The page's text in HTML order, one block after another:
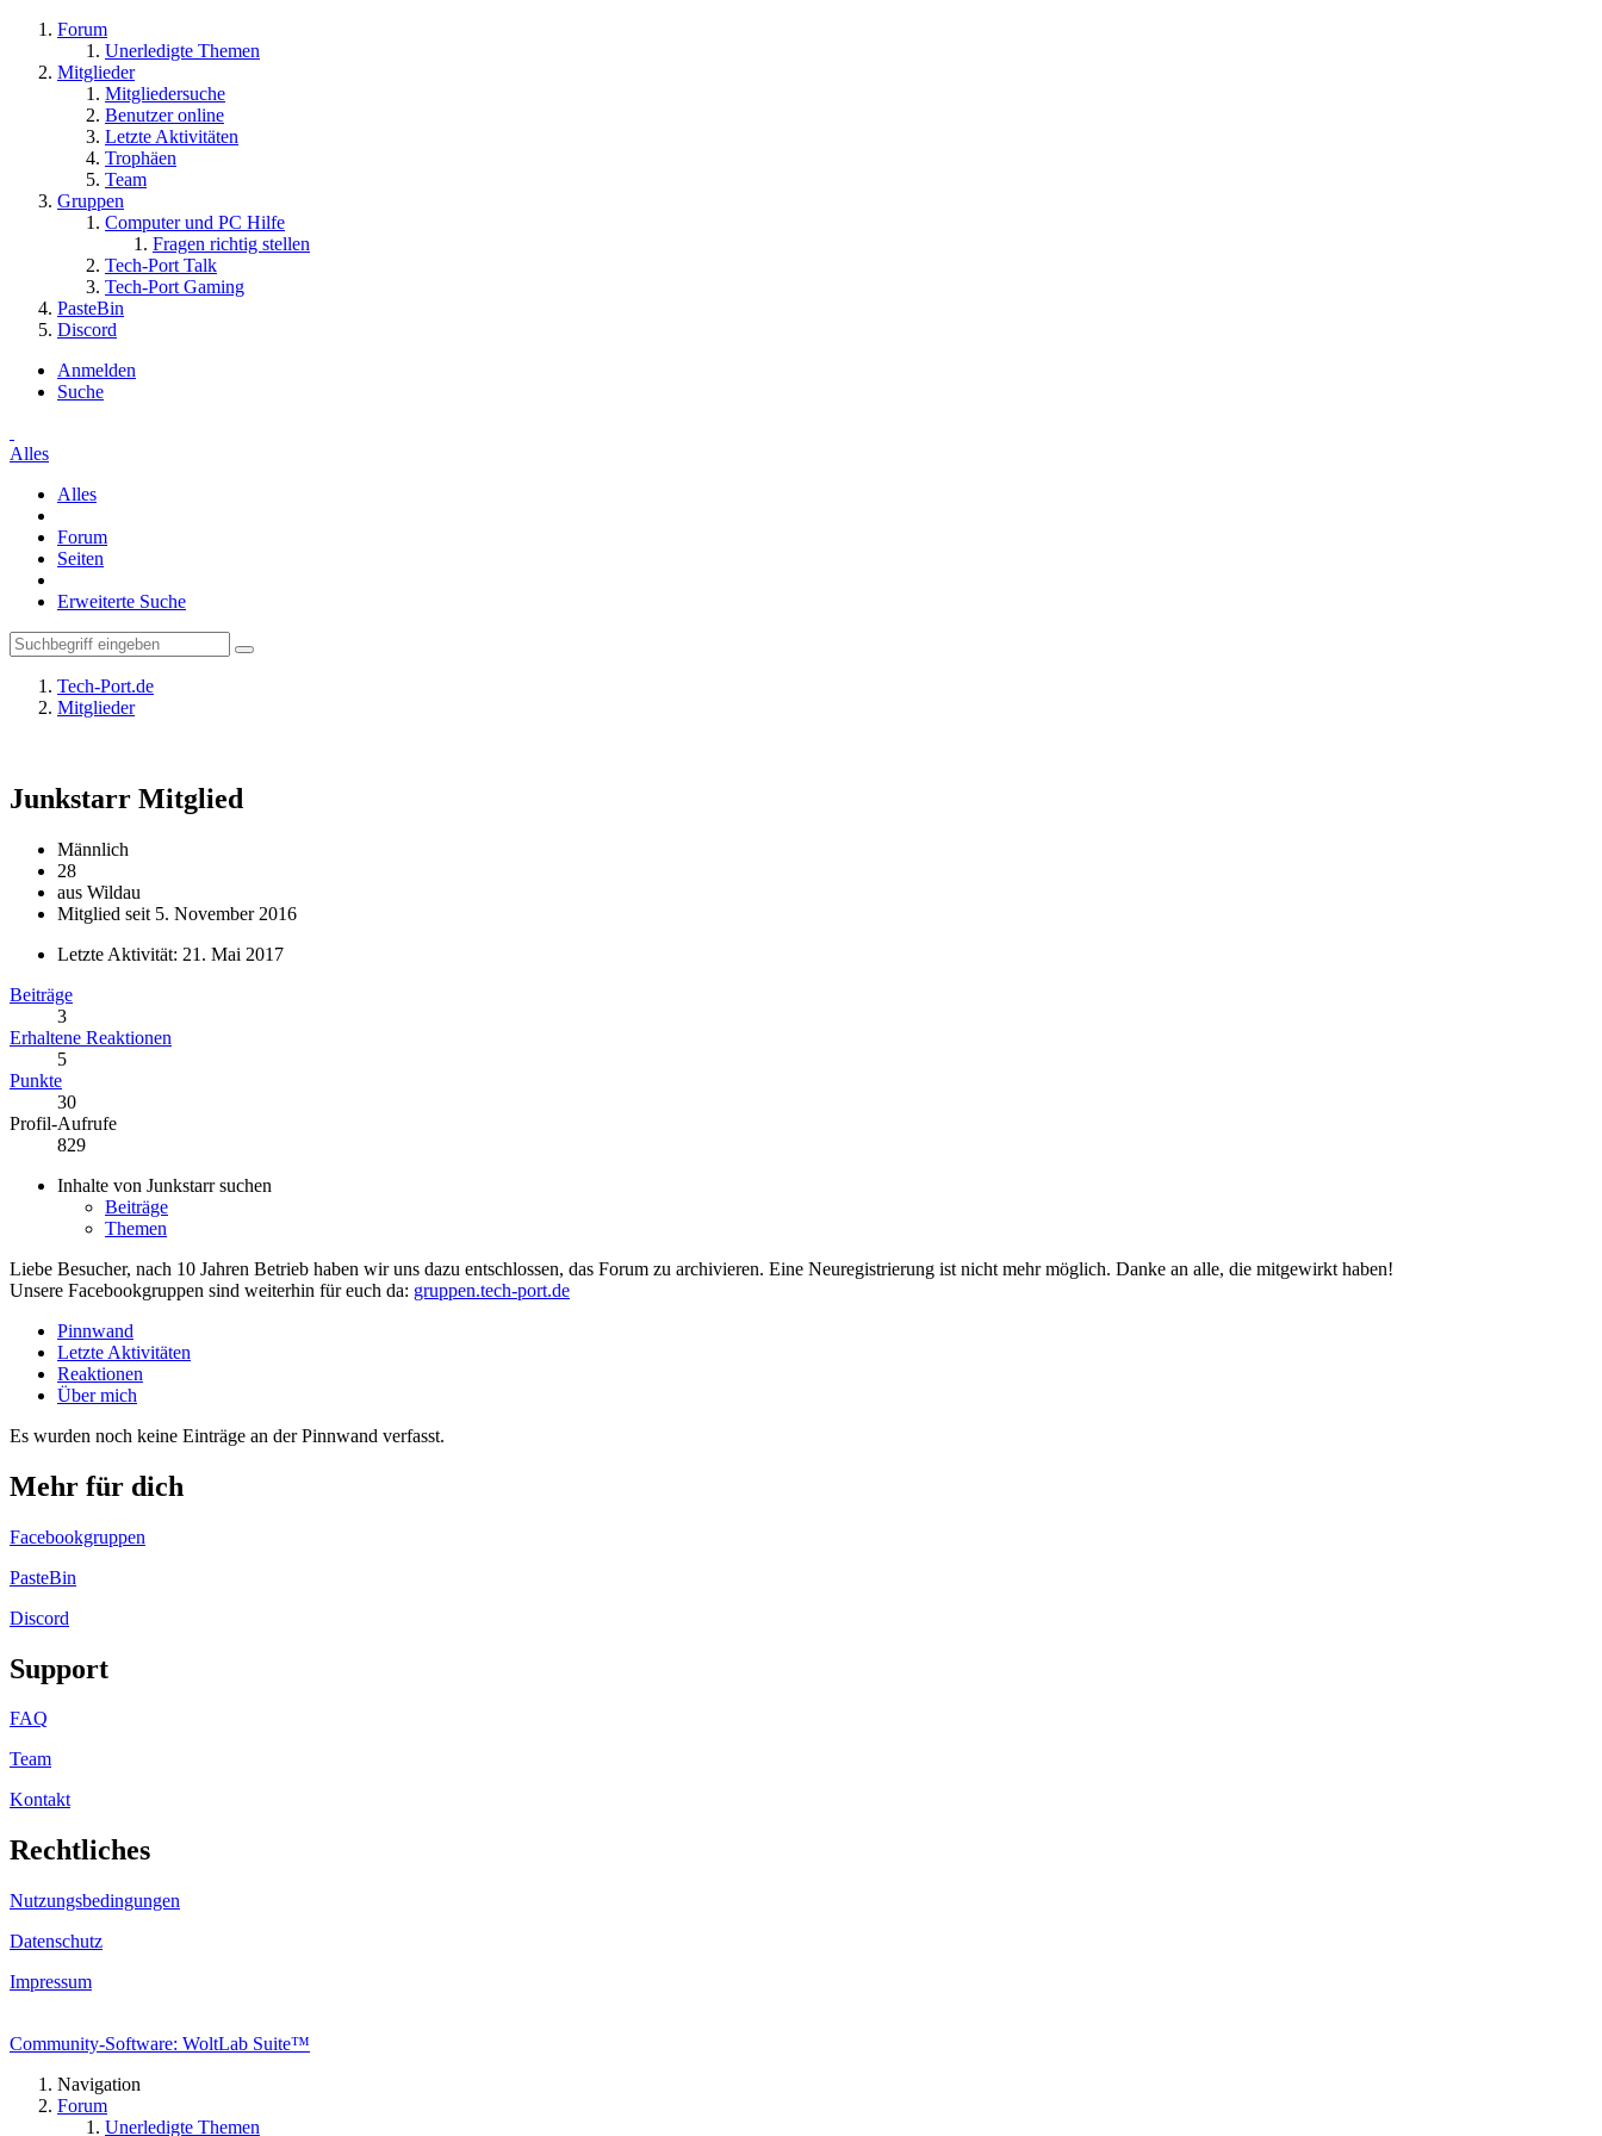
Forum
Unerledigte Themen
Mitglieder
Mitgliedersuche
Benutzer online
Letzte Aktivitäten
Trophäen
Team
Gruppen
Computer und PC Hilfe
Fragen richtig stellen
Tech-Port Talk
Tech-Port Gaming
PasteBin
Discord
Anmelden
Suche
Alles
Alles
Forum
Seiten
Erweiterte Suche
Tech-Port.de
Mitglieder
Junkstarr Mitglied
Männlich
28
aus Wildau
Mitglied seit 5. November 2016
Letzte Aktivität: 21. Mai 2017
Beiträge
3
Erhaltene Reaktionen
5
Punkte
30
Profil-Aufrufe
829
Inhalte von Junkstarr suchen
Beiträge
Themen
Liebe Besucher, nach 10 Jahren Betrieb haben wir uns dazu entschlossen, das Forum zu archivieren. Eine Neuregistrierung ist nicht mehr möglich. Danke an alle, die mitgewirkt haben!
Unsere Facebookgruppen sind weiterhin für euch da: gruppen.tech-port.de
Pinnwand
Letzte Aktivitäten
Reaktionen
Über mich
Es wurden noch keine Einträge an der Pinnwand verfasst.
Mehr für dich
Facebookgruppen
PasteBin
Discord
Support
FAQ
Team
Kontakt
Rechtliches
Nutzungsbedingungen
Datenschutz
Impressum
Community-Software: WoltLab Suite™
Navigation
Forum
Unerledigte Themen